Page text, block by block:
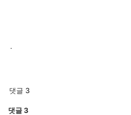
.
댓글 3
댓글3